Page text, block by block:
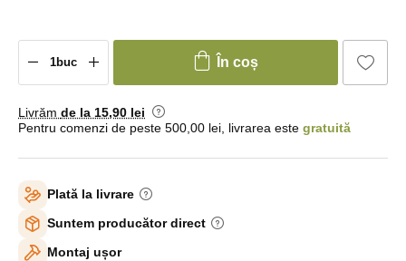
În coș
Livrăm de la 15,90 lei
Pentru comenzi de peste 500,00 lei, livrarea este gratuită
Plată la livrare
Suntem producător direct
Montaj ușor